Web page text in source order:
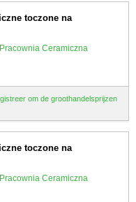
toczone na
Ceramiczna
om de groothandelsprijzen
toczone na
Ceramiczna